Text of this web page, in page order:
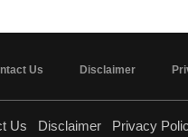
Us Disclaimer
Us Disclaimer Privacy